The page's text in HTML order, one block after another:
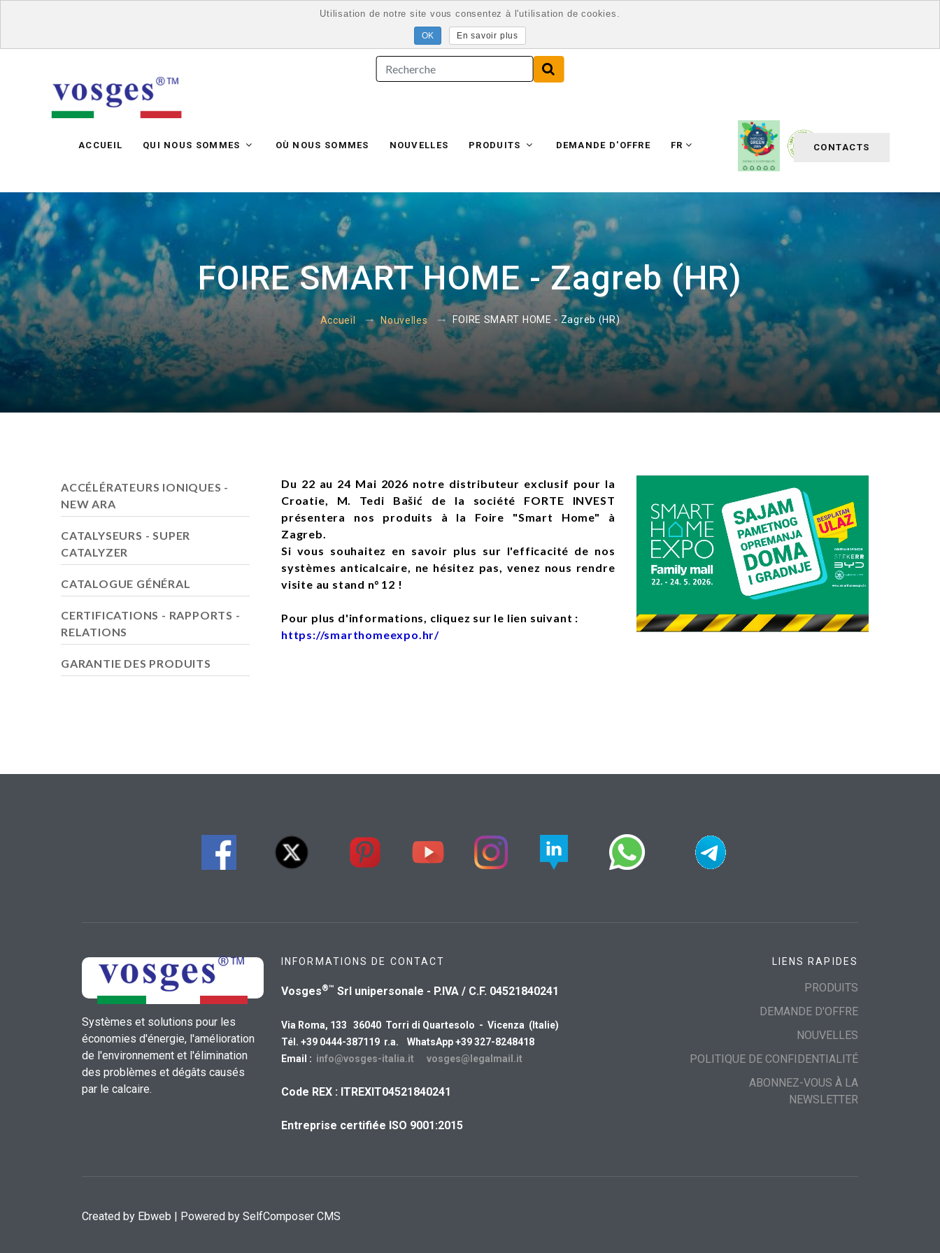
CONTACTS
ACCUEIL QUI NOUS SOMMES OÙ NOUS SOMMES NOUVELLES PRODUITS DEMANDE D'OFFRE FR
FOIRE SMART HOME - Zagreb (HR)
Accueil Nouvelles FOIRE SMART HOME - Zagreb (HR)
Du 22 au 24 Mai 2026 notre distributeur exclusif pour la
Croatie, M. Tedi Bašić de la société FORTE INVEST
présentera nos produits à la Foire "Smart Home" à
Zagreb.
Si vous souhaitez en savoir plus sur l'efficacité de nos
systèmes anticalcaire, ne hésitez pas, venez nous rendre
visite au stand n° 12 !
Pour plus d'informations, cliquez sur le lien suivant :
https://smarthomeexpo.hr/
ACCÉLÉRATEURS IONIQUES -
NEW ARA
CATALYSEURS - SUPER
CATALYZER
CATALOGUE GÉNÉRAL
CERTIFICATIONS - RAPPORTS -
RELATIONS
GARANTIE DES PRODUITS
Systèmes et solutions pour les
économies d'énergie, l'amélioration
de l'environnement et l'élimination
des problèmes et dégâts causés
par le calcaire.
INFORMATIONS DE CONTACT
Vosges®™ Srl unipersonale - P.IVA / C.F. 04521840241
Via Roma, 133 36040 Torri di Quartesolo - Vicenza (Italie)
Tél. +39 0444-387119 r.a. WhatsApp +39 327-8248418
Email : info@vosges-italia.it vosges@legalmail.it
Code REX : ITREXIT04521840241
Entreprise certifiée ISO 9001:2015
LIENS RAPIDES
PRODUITS
DEMANDE D'OFFRE
NOUVELLES
POLITIQUE DE CONFIDENTIALITÉ
ABONNEZ-VOUS À LA
NEWSLETTER
Created by Ebweb | Powered by SelfComposer CMS
Utilisation de notre site vous consentez à l'utilisation de cookies.
En savoir plus